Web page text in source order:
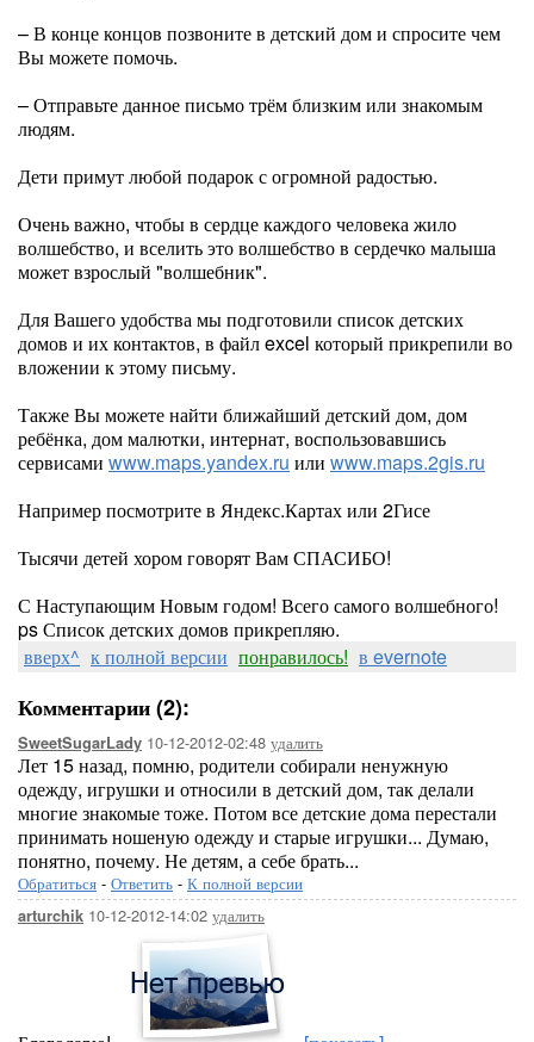
– В конце концов позвоните в детский дом и спросите чем
Вы можете помочь.
– Отправьте данное письмо трём близким или знакомым
людям.
Дети примут любой подарок с огромной радостью.
Очень важно, чтобы в сердце каждого человека жило
волшебство, и вселить это волшебство в сердечко малыша
может взрослый "волшебник".
Для Вашего удобства мы подготовили список детских
домов и их контактов, в файл excel который прикрепили во
вложении к этому письму.
Также Вы можете найти ближайший детский дом, дом
ребёнка, дом малютки, интернат, воспользовавшись
сервисами www.maps.yandex.ru или www.maps.2gis.ru
Например посмотрите в Яндекс.Картах или 2Гисе
Тысячи детей хором говорят Вам СПАСИБО!
С Наступающим Новым годом! Всего самого волшебного!
ps Список детских домов прикрепляю.
вверх^ к полной версии понравилось! в evernote
Комментарии (2):
SweetSugarLady 10-12-2012-02:48 удалить
Лет 15 назад, помню, родители собирали ненужную
одежду, игрушки и относили в детский дом, так делали
многие знакомые тоже. Потом все детские дома перестали
принимать ношеную одежду и старые игрушки... Думаю,
понятно, почему. Не детям, а себе брать...
Обратиться - Ответить - К полной версии
arturchik 10-12-2012-14:02 удалить